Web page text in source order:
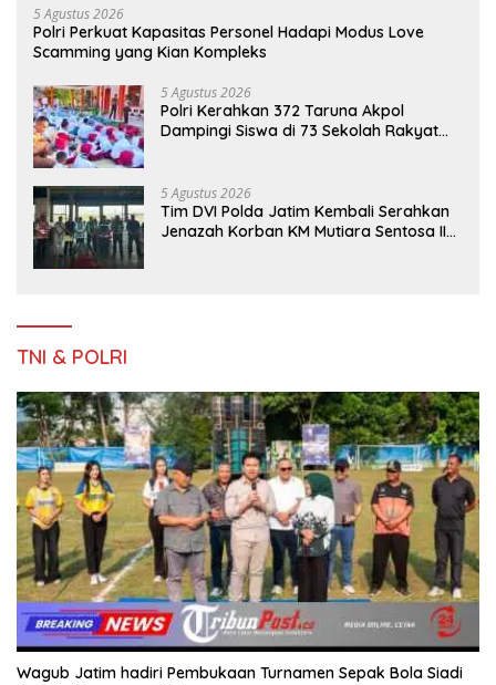
5 Agustus 2026
Polri Perkuat Kapasitas Personel Hadapi Modus Love
Scamming yang Kian Kompleks
5 Agustus 2026
Polri Kerahkan 372 Taruna Akpol
Dampingi Siswa di 73 Sekolah Rakyat
5 Agustus 2026
Tim DVI Polda Jatim Kembali Serahkan
Jenazah Korban KM Mutiara Sentosa II
TNI & POLRI
Wagub Jatim hadiri Pembukaan Turnamen Sepak Bola Siadi